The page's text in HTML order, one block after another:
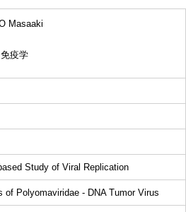
Masaaki
疫学
Study of Viral Replication
of Polyomaviridae - DNA Tumor Virus